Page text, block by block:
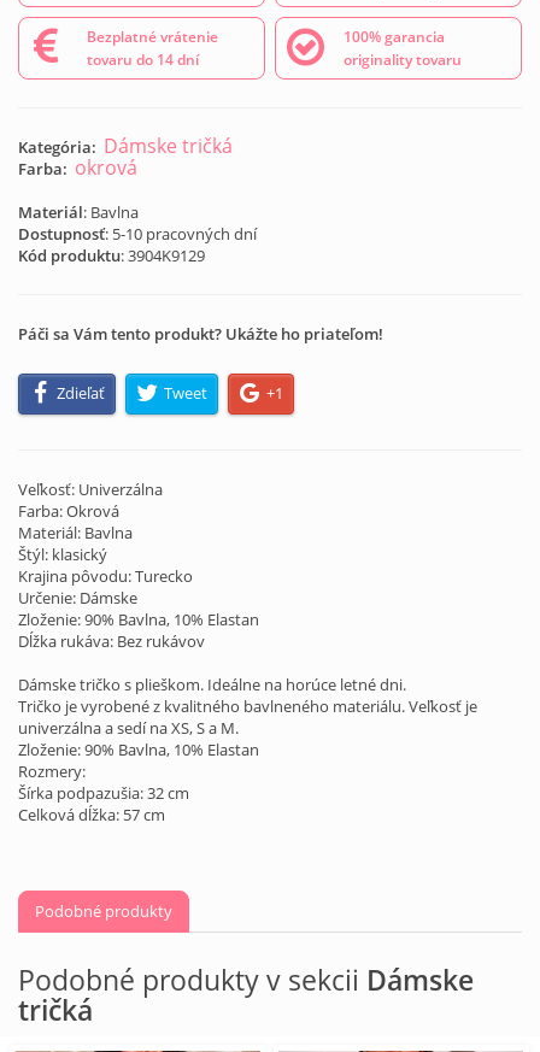
Bezplatné vrátenie
tovaru do 14 dní
100% garancia
originality tovaru
Kategória: Dámske tričká
Farba: okrová
Materiál: Bavlna
Dostupnosť: 5-10 pracovných dní
Kód produktu:3904K9129
Páči sa Vám tento produkt? Ukážte ho priateľom!
Zdieľať Tweet +1
Veľkosť: Univerzálna
Farba: Okrová
Materiál: Bavlna
Štýl: klasický
Krajina pôvodu: Turecko
Určenie: Dámske
Zloženie: 90% Bavlna, 10% Elastan
Dĺžka rukáva: Bez rukávov
Dámske tričko s plieškom. Ideálne na horúce letné dni.
Tričko je vyrobené z kvalitného bavlneného materiálu. Veľkosť je
univerzálna a sedí na XS, S a M.
Zloženie: 90% Bavlna, 10% Elastan
Rozmery:
Šírka podpazušia: 32 cm
Celková dĺžka: 57 cm
Podobné produkty
Podobné produkty v sekcii Dámske
tričká